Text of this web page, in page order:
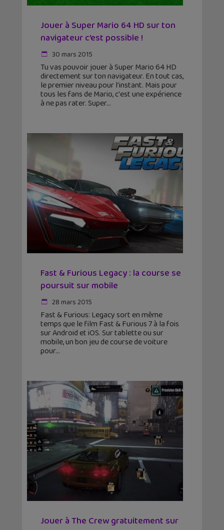
Jouer à Super Mario 64 HD sur ton
navigateur c’est possible !
30 mars 2015
Tu vas pouvoir jouer à Super Mario 64 HD
directement sur ton navigateur. En tout cas,
le premier niveau pour l'instant. Mais pour
tous les fans de Mario, c'est une expérience
à ne pas rater. Super
Fast & Furious Legacy : la course se
poursuit sur mobile
28 mars 2015
Fast & Furious: Legacy sort en même
temps que le film Fast & Furious 7 à la fois
sur Android et iOS. Sur tablette ou sur
mobile, un bon jeu de course de voiture
pour
Jouer à The Crew gratuitement sur